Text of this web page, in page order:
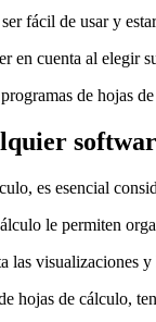
fácil de usar y
en cuenta al elegir
de hojas
es esencial
le permiten
las visualizaciones
hojas de cálculo,